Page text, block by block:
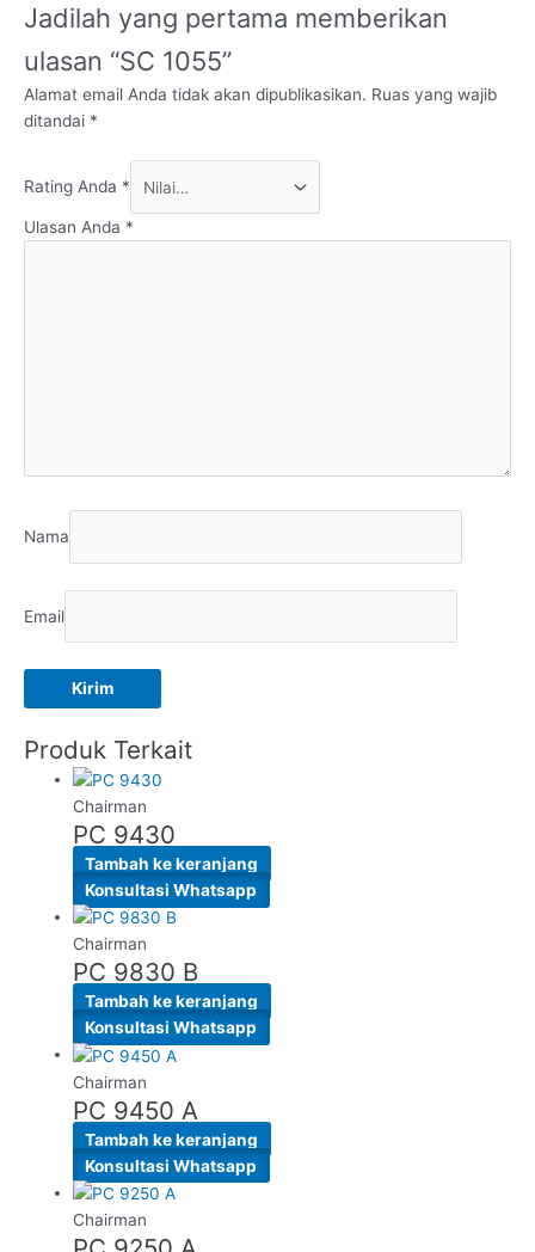
Jadilah yang pertama memberikan
ulasan “SC 1055”
Alamat email Anda tidak akan dipublikasikan. Ruas yang wajib
ditandai *
Rating Anda *
Ulasan Anda *
Nama
Email
Produk Terkait
Chairman
PC 9430
Tambah ke keranjang
Konsultasi Whatsapp
Chairman
PC 9830 B
Tambah ke keranjang
Konsultasi Whatsapp
Chairman
PC 9450 A
Tambah ke keranjang
Konsultasi Whatsapp
Chairman